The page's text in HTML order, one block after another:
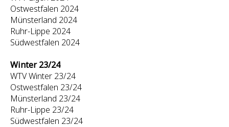
Ostwestfalen 2024
Münsterland 2024
Ruhr-Lippe 2024
Südwestfalen 2024
Winter 23/24
WTV Winter 23/24
Ostwestfalen 23/24
Münsterland 23/24
Ruhr-Lippe 23/24
Südwestfalen 23/24